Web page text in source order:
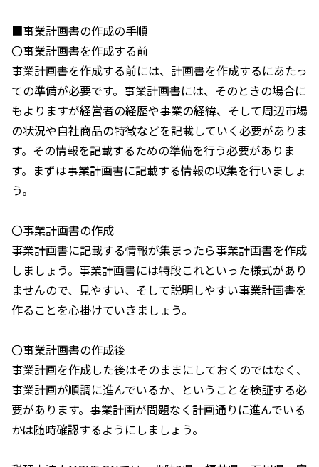
■事業計画書の作成の手順
〇事業計画書を作成する前
事業計画書を作成する前には、計画書を作成するにあたっ
ての準備が必要です。事業計画書には、そのときの場合に
もよりますが経営者の経歴や事業の経緯、そして周辺市場
の状況や自社商品の特徴などを記載していく必要がありま
す。その情報を記載するための準備を行う必要がありま
す。まずは事業計画書に記載する情報の収集を行いましょ
う。
〇事業計画書の作成
事業計画書に記載する情報が集まったら事業計画書を作成
しましょう。事業計画書には特段これといった様式があり
ませんので、見やすい、そして説明しやすい事業計画書を
作ることを心掛けていきましょう。
〇事業計画書の作成後
事業計画を作成した後はそのままにしておくのではなく、
事業計画が順調に進んでいるか、ということを検証する必
要があります。事業計画が問題なく計画通りに進んでいる
かは随時確認するようにしましょう。